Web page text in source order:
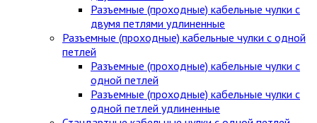
Разъемные (проходные) кабельные чулки с
двумя петлями удлиненные
Разъемные (проходные) кабельные чулки с одной
петлей
Разъемные (проходные) кабельные чулки с
одной петлей
Разъемные (проходные) кабельные чулки с
одной петлей удлиненные